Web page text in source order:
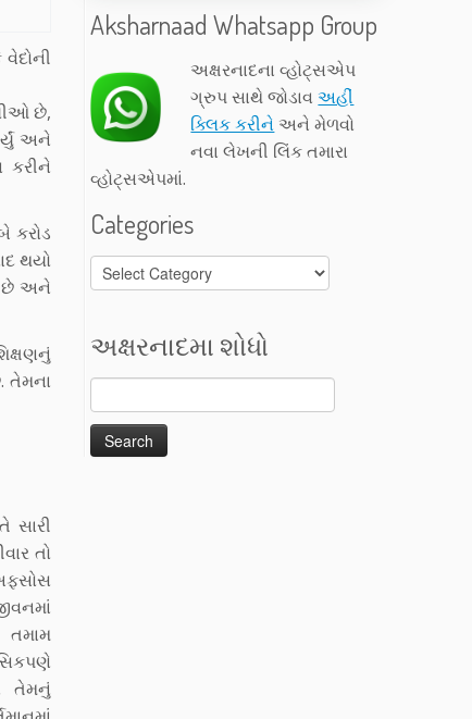
છે,
અને
કરીને
કરોડ
થયો
છે અને
તેમના
તો
તમામ
તેમનું
Aksharnaad Whatsapp Group
અક્ષરનાદના વ્હોટ્સએપ
ગ્રુપ સાથે જોડાવઅહીં
ક્લિક કરીને અને મેળવો
નવા લેખની લિંક તમારા
વ્હોટ્સએપમાં.
Categories
Categories
અક્ષરનાદમા શોધો